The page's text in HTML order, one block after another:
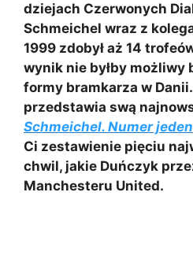
dziejach Czerwonych
Schmeichel wraz z
1999 zdobył aż 14
wynik nie byłby możliwy
formy bramkarza w
przedstawia swą
Schmeichel. Numer jeden
Ci zestawienie pięciu
chwil, jakie Duńczyk
Manchesteru United.